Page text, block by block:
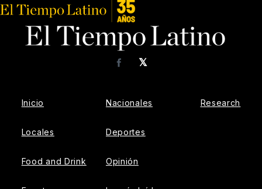
𝕏
Facebook
Inicio
Locales
Food and Drink
Nacionales
Deportes
Opinión
Research